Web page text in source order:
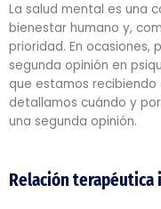
La salud mental es una
bienestar humano y,
prioridad. En ocasiones,
segunda opinión en
que estamos
detallamos cuándo y
una segunda opinión.
Relación terapéutica